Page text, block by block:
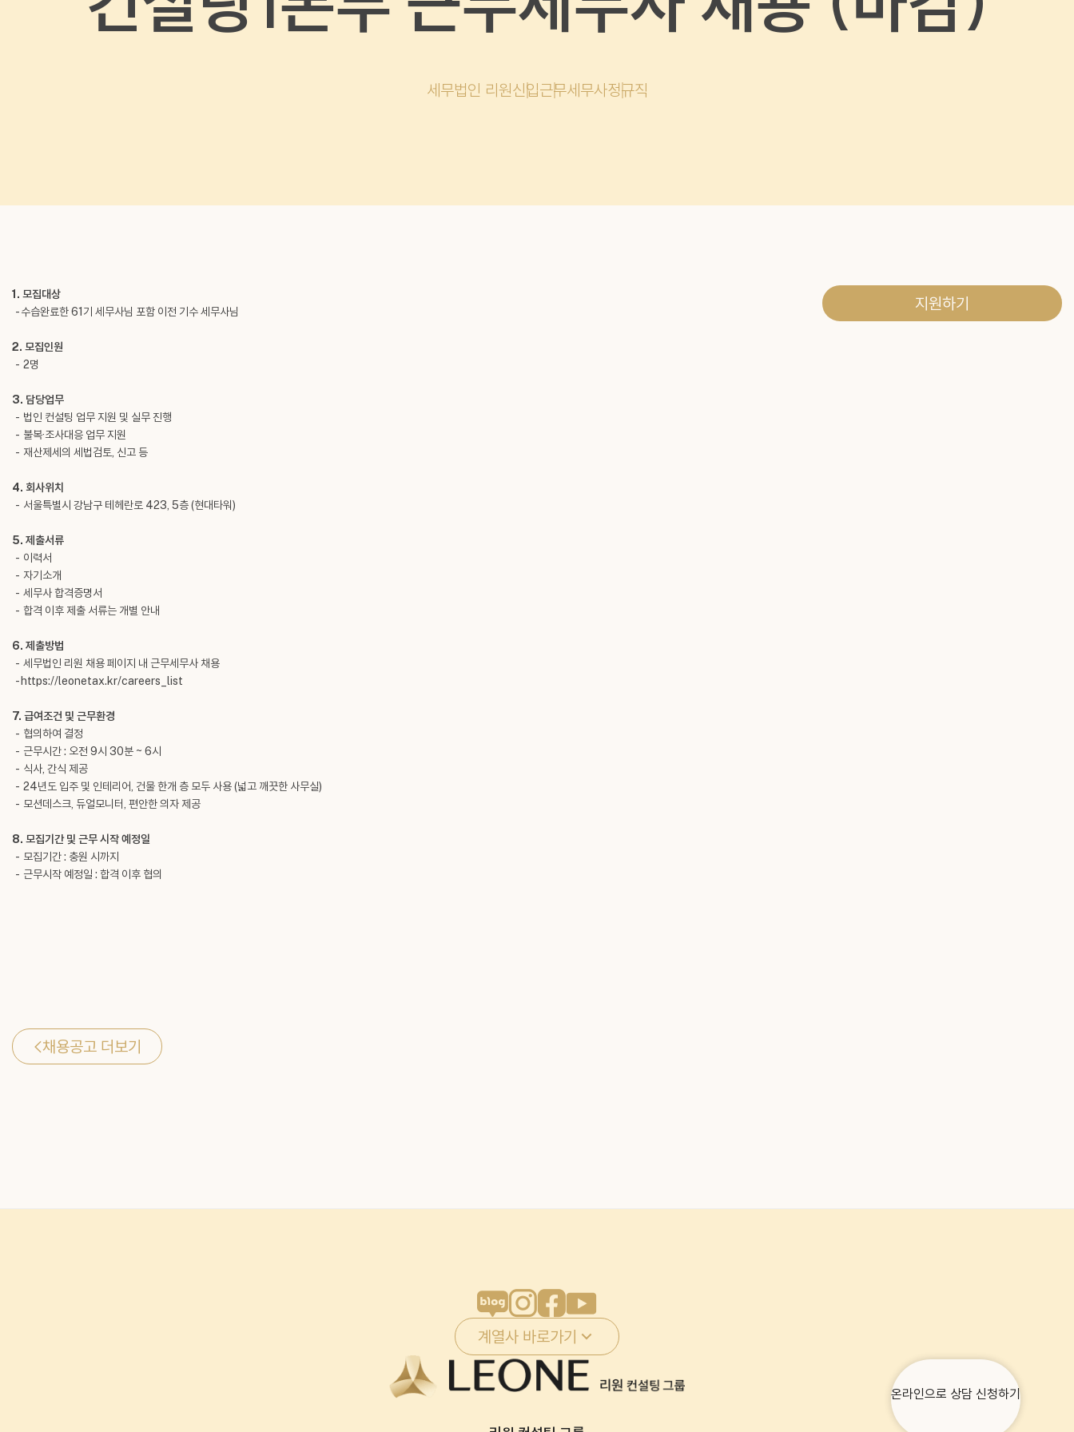
세무법인 리원신입근무세무사정규직
지원하기
1. 모집대상
- 수습완료한 61기 세무사님 포함 이전 기수 세무사님
2. 모집인원
- 2명
3. 담당업무
- 법인 컨설팅 업무 지원 및 실무 진행
- 불복·조사대응 업무 지원
- 재산제세의 세법검토, 신고 등
4. 회사위치
- 서울특별시 강남구 테헤란로 423, 5층 (현대타워)
5. 제출서류
- 이력서
- 자기소개
- 세무사 합격증명서
- 합격 이후 제출 서류는 개별 안내
6. 제출방법
- 세무법인 리원 채용 페이지 내 근무세무사 채용
- https://leonetax.kr/careers_list
7. 급여조건 및 근무환경
- 협의하여 결정
- 근무시간 : 오전 9시 30분 ~ 6시
- 식사, 간식 제공
- 24년도 입주 및 인테리어, 건물 한개 층 모두 사용 (넓고 깨끗한 사무실)
- 모션데스크, 듀얼모니터, 편안한 의자 제공
8. 모집기간 및 근무 시작 예정일
- 모집기간 : 충원 시까지
- 근무시작 예정일 : 합격 이후 협의
<채용공고 더보기
계열사 바로가기
온라인으로 상담 신청하기